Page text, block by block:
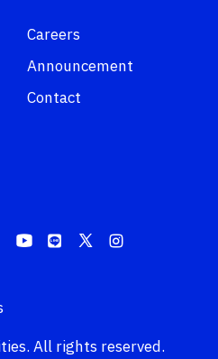
Careers
Announcement
Contact
All rights reserved.